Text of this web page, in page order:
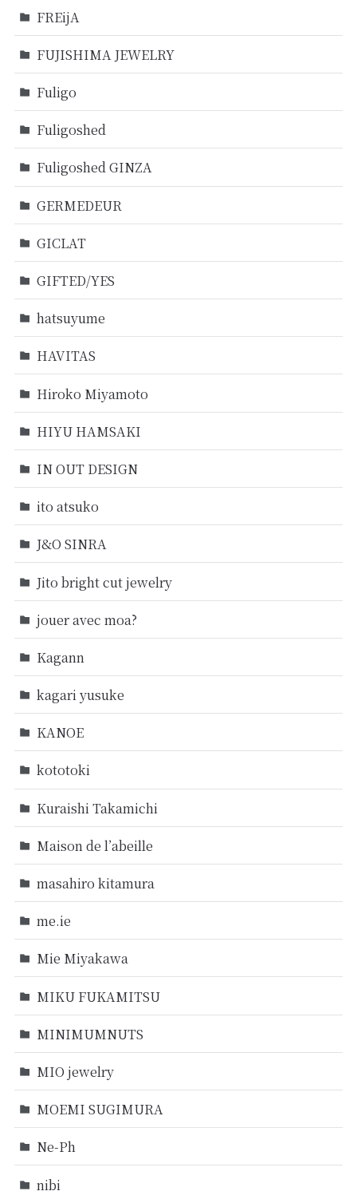
FREijA
FUJISHIMA JEWELRY
Fuligo
Fuligoshed
Fuligoshed GINZA
GERMEDEUR
GICLAT
GIFTED/YES
hatsuyume
HAVITAS
Hiroko Miyamoto
HIYU HAMSAKI
IN OUT DESIGN
ito atsuko
J&O SINRA
Jito bright cut jewelry
jouer avec moa?
Kagann
kagari yusuke
KANOE
kototoki
Kuraishi Takamichi
Maison de l’abeille
masahiro kitamura
me.ie
Mie Miyakawa
MIKU FUKAMITSU
MINIMUMNUTS
MIO jewelry
MOEMI SUGIMURA
Ne-Ph
nibi